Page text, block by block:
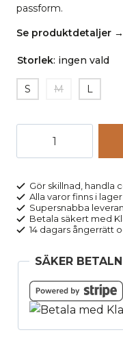
passform.
Se produktdetaljer →
Storlek: ingen vald
S M L
bomull
randiga
svart/grå
mängd
Gör skillnad, handla
Alla varor finns i
Supersnabba
Betala säkert med
14 dagars ångerrätt
SÄKER